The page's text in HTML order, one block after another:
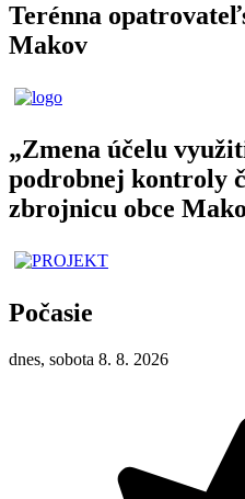
Terénna
Makov
„Zmena účelu
podrobnej kontroly
zbrojnicu obce
Počasie
dnes, sobota 8. 8. 2026